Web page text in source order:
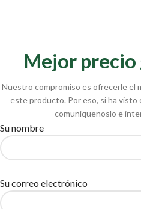
Mejor
Nuestro compromiso es ofrecerle el
este producto. Por eso, si ha
comuníquenoslo e
Su nombre
Su correo electrónico